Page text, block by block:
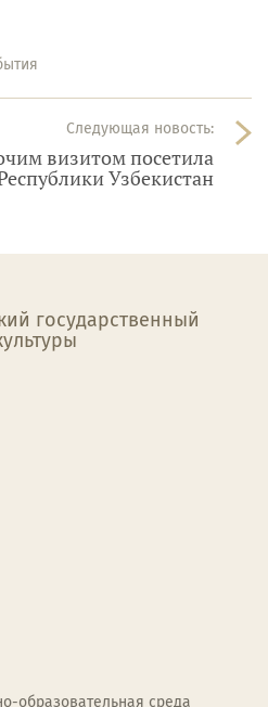
Следующая новость:
визитом посетила
Узбекистан
государственный
образовательная среда